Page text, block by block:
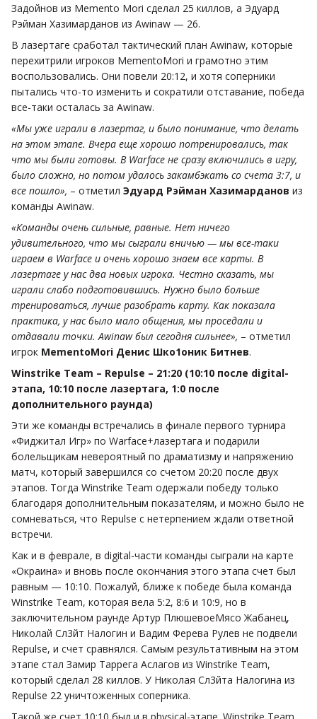
Задойнов из Memento Mori сделал 25 киллов, а Эдуард
Рэйман Хазимарданов из Awinaw — 26.
В лазертаге сработал тактический план Awinaw, которые
перехитрили игроков MementoMori и грамотно этим
воспользовались. Они повели 20:12, и хотя соперники
пытались что-то изменить и сократили отставание, победа
все-таки осталась за Awinaw.
«Мы уже играли в лазертаг, и было понимание, что делать
на этом этапе. Вчера еще хорошо потренировались, так
что мы были готовы. В Warface не сразу включились в игру,
было сложно, но потом удалось закамбэкать со счета 3:7, и
все пошло», – отметил Эдуард Рэйман Хазимарданов из
команды Awinaw.
«Команды очень сильные, равные. Нет ничего
удивительного, что мы сыграли вничью — мы все-таки
играем в Warface и очень хорошо знаем все карты. В
лазертаге у нас два новых игрока. Честно сказать, мы
играли слабо подготовившись. Нужно было больше
тренироваться, лучше разобрать карту. Как показала
практика, у нас было мало общения, мы проседали и
отдавали точки. Awinaw был сегодня сильнее», – отметил
игрок MementoMori Денис Шко1оник Битнев.
Winstrike Team – Repulse – 21:20 (10:10 после digital-
этапа, 10:10 после лазертага, 1:0 после
дополнительного раунда)
Эти же команды встречались в финале первого турнира
«Фиджитал Игр» по Warface+лазертага и подарили
болельщикам невероятный по драматизму и напряжению
матч, который завершился со счетом 20:20 после двух
этапов. Тогда Winstrike Team одержали победу только
благодаря дополнительным показателям, и можно было не
сомневаться, что Repulse с нетерпением ждали ответной
встречи.
Как и в феврале, в digital-части команды сыграли на карте
«Окраина» и вновь после окончания этого этапа счет был
равным — 10:10. Пожалуй, ближе к победе была команда
Winstrike Team, которая вела 5:2, 8:6 и 10:9, но в
заключительном раунде Артур ПлюшевоеМясо Жабанец,
Николай Сл3йт Налогин и Вадим Ферева Рулев не подвели
Repulse, и счет сравнялся. Самым результативным на этом
этапе стал Замир Таррега Аслагов из Winstrike Team,
который сделал 28 киллов. У Николая Сл3йта Налогина из
Repulse 22 уничтоженных соперника.
Такой же счет 10:10 был и в physical-этапе. Winstrike Team